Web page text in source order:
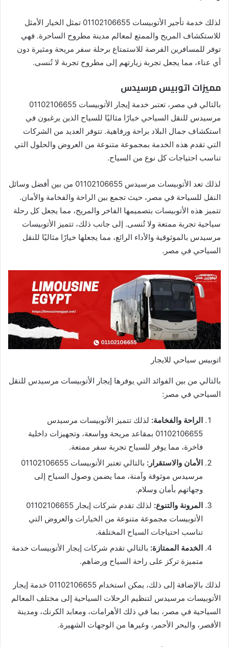
لذلك خدمة تأجير الأتوبيسات 01102106655 تمثل الخيار الأمثل
للاستكشاف المريح والممتع لمعالم مدينة مطروح الساحرة. فهي
توفر للمسافرين الفرصة للاستمتاع برحلة سفر مريحة ومثيرة دون
أي عناء، مما يجعل تجربة زيارتهم إلى مطروح تجربة لا تُنسى.
مميزات اتوبيس مرسيدس
بالتالي في مصر، تعتبر خدمة إيجار الأتوبيسات 01102106655
مرسيدس للنقل السياحي خيارًا مثاليًا للسياح الذين يرغبون في
استكشاف جمال البلاد براحة ورفاهية. تتوفر العديد من الشركات
التي تقدم هذه الخدمة بمجموعة متنوعة من العروض والحلول التي
تناسب احتياجات كل نوع من السياح.
لذلك تعد الأتوبيسات مرسيدس 01102106655 من بين أفضل وسائل
النقل للسياحة في مصر، حيث تجمع بين الراحة والفخامة والأمان.
تتميز هذه الأتوبيسات بتصميمها الفاخر والمريح، مما يجعل كل رحلة
سياحية تجربة ممتعة ولا تُنسى. إلى جانب ذلك، تتميز الأتوبيسات
مرسيدس بالموثوقية والأداء الرائع، مما يجعلها خيارًا مثاليًا للنقل
السياحي في مصر.
اتوبيس سياحي للايجار
بالتالي من بين الفوائد التي يوفرها إيجار الأتوبيسات مرسيدس للنقل
السياحي في مصر:
الراحة والفخامة: لذلك تتميز الأتوبيسات مرسيدس
01102106655 بمقاعد مريحة وواسعة، وتجهيزات داخلية
فاخرة، مما يوفر للسياح تجربة سفر ممتعة.
الأمان والاستقرار:
بالتالي تعتبر الأتوبيسات 01102106655
مرسيدس موثوقة وآمنة، مما يضمن وصول السياح إلى
وجهاتهم بأمان وسلام.
المرونة والتنوع:
لذلك تقدم شركات إيجار 01102106655
الأتوبيسات مجموعة متنوعة من الخيارات والعروض التي
تناسب احتياجات السياح المختلفة.
الخدمة الممتازة: بالتالي تقدم شركات إيجار الأتوبيسات خدمة
متميزة تركز على راحة السياح ورضاهم.
لذلك بالإضافة إلى ذلك، يمكن استخدام 01102106655 خدمة إيجار
الأتوبيسات مرسيدس لتنظيم الرحلات السياحية إلى مختلف المعالم
السياحية في مصر، بما في ذلك الأهرامات، ومعابد الكرنك، ومدينة
الأقصر، والبحر الأحمر، وغيرها من الوجهات الشهيرة.